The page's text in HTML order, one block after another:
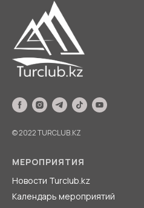
© 2022 TURCLUB.KZ
МЕРОПРИЯТИЯ
Новости Turclub.kz
Календарь мероприятий